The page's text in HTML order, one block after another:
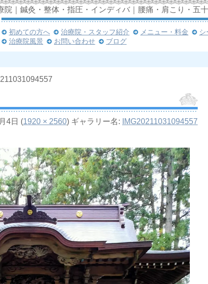
院｜鍼灸・整体・指圧・インディバ｜腰痛・肩こり・五
初めての方へ 治療院・スタッフ紹介 メニュー・料金 シ
治療院風景
お問い合わせ ブログ
4日 (1920 × 2560) ギャラリー名:
IMG20211031094557